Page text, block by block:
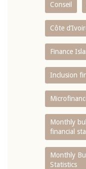
Conseil
Côte
Finance
Inclusion
Monthly
financial
Monthly
Statistics